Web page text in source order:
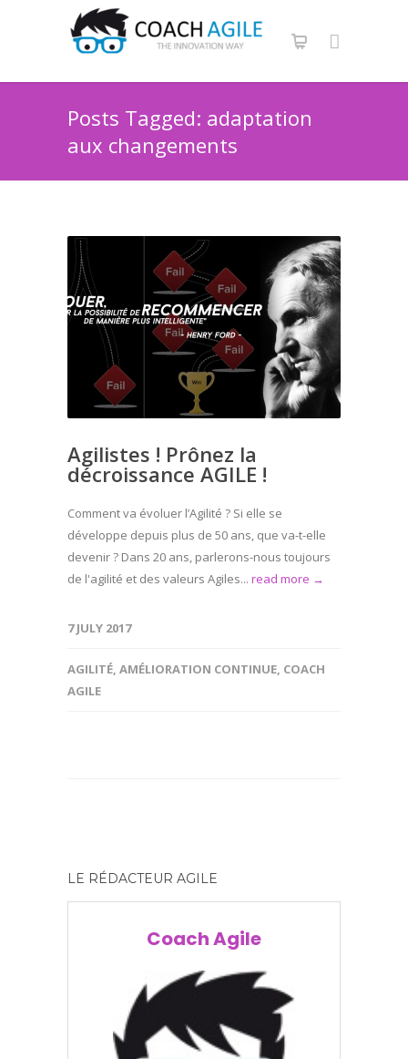
Posts Tagged: adaptation
aux changements
Agilistes ! Prônez la
décroissance AGILE !
Comment va évoluer l’Agilité ? Si elle se
développe depuis plus de 50 ans, que va-t-elle
devenir ? Dans 20 ans, parlerons-nous toujours
de l'agilité et des valeurs Agiles... read more →
7 JULY 2017
AGILITÉ, AMÉLIORATION CONTINUE, COACH
AGILE
LE RÉDACTEUR AGILE
Coach Agile